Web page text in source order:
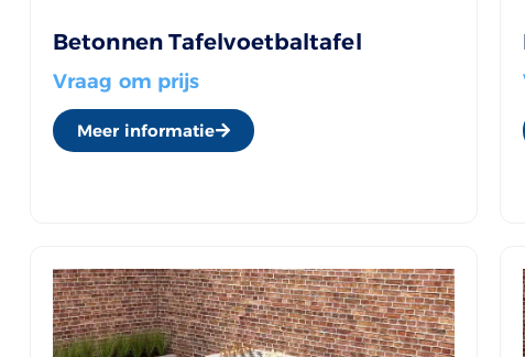
Betonnen Tafelvoetbaltafel
Vraag om prijs
Meer informatie